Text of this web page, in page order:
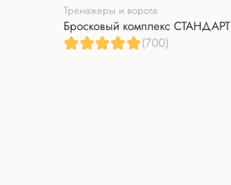
Тренажеры и ворота
Бросковый комплекс СТАНДАРТ
(700)